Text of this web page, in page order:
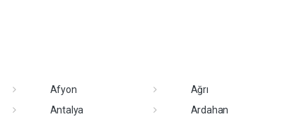
Afyon
Ağrı
Antalya
Ardahan